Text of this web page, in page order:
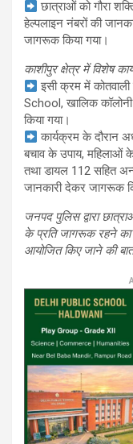
छात्राओं को गौरा
हेल्पलाइन नंबरों की
जागरूक किया गया।
काशीपुर क्षेत्र में विशेष
इसी क्रम में कोतवाली
School, खालिक
किया गया।
कार्यक्रम के दौरान
बचाव के उपाय, महिलाओं
तथा डायल 112 सहित
जानकारी देकर जागरूक
जनपद पुलिस द्वारा
के प्रति जागरूक रहने का
आयोजित किए जाने की